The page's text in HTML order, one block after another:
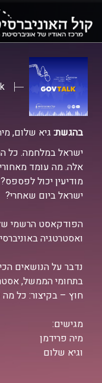
התפריט
הראשי
התוכן
הראשי
בהגשת: גיא שלום,
ישראל במלחמה. כל
אלה. מה עומד
מודיעין יכול
ישראל ביום שאחרי?
הפודקאסט הרשמי
ואסטרטגיה
נדבר על הנושאים
בתחומי הממשל,
חוץ – בקיצור: כל מה
מגישים:
מיה פרידמן
וגיא שלום